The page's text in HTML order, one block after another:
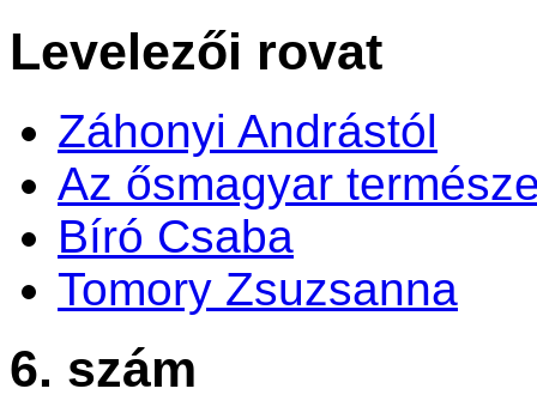
Levelezői rovat
Záhonyi Andrástól
Az ősmagyar
Bíró Csaba
Tomory Zsuzsanna
6. szám